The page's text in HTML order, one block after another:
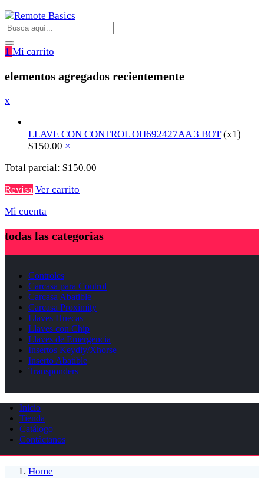
1 Mi carrito
elementos agregados recientemente
x
LLAVE CON CONTROL OH692427AA 3 BOT (x1)
$150.00 ×
Total parcial: $150.00
Revisa Ver carrito
Mi cuenta
todas las categorias
Controles
Carcasa para Control
Carcasa Abatible
Carcasa Proximity
Llaves Huecas
Llaves con Chip
Llaves de Emergencia
Insertos Keydiy/Xhorse
Inserto Abatible
Transponders
Inicio
Tienda
Catálogo
Contáctanos
Home